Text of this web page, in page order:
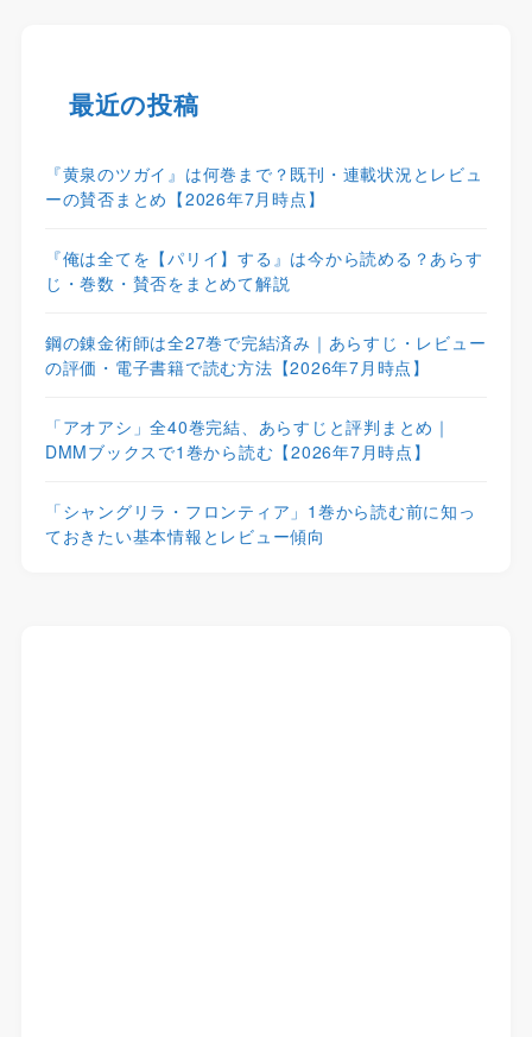
最近の投稿
『黄泉のツガイ』は何巻まで？既刊・連載状況とレビュ
ーの賛否まとめ【2026年7月時点】
『俺は全てを【パリイ】する』は今から読める？あらす
じ・巻数・賛否をまとめて解説
鋼の錬金術師は全27巻で完結済み｜あらすじ・レビュー
の評価・電子書籍で読む方法【2026年7月時点】
「アオアシ」全40巻完結、あらすじと評判まとめ｜
DMMブックスで1巻から読む【2026年7月時点】
「シャングリラ・フロンティア」1巻から読む前に知っ
ておきたい基本情報とレビュー傾向